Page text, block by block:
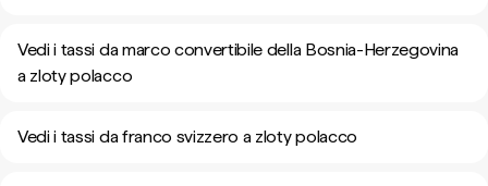
Vedi i tassi da marco convertibile della Bosnia-Herzegovina
a zloty polacco
Vedi i tassi da franco svizzero a zloty polacco